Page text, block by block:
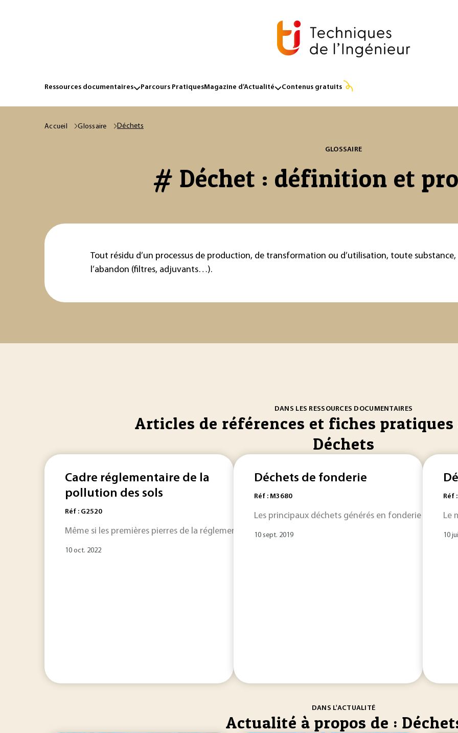
Ressources documentaires Parcours PratiquesMagazine d’Actualité Contenus gratuits
Accueil Glossaire Déchets
GLOSSAIRE
# Déchet : définition et
Tout résidu d’un processus de production, de transformation ou d’utilisation, toute
l’abandon (filtres, adjuvants…).
DANS LES RESSOURCES DOCUMENTAIRES
Articles de références et fiches pratiques
Déchets
Cadre réglementaire de la
pollution des sols
Réf : G2520
Même si les premières pierres de la réglementation des sites et terres pollués ont été posées dans
10 oct. 2022
Déchets de fonderie
Réf : M3680
Les principaux déchets générés en fonderie
10 sept. 2019
Réf
Le
10
DANS L'ACTUALITÉ
Actualité à propos de :